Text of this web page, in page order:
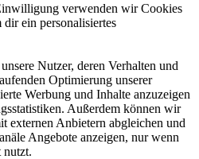
verwenden wir Cookies
ein personalisiertes
Nutzer, deren Verhalten und
Optimierung unserer
Werbung und Inhalte anzuzeigen
Außerdem können wir
externen Anbietern abgleichen und
Angebote anzeigen, nur wenn
nutzt.